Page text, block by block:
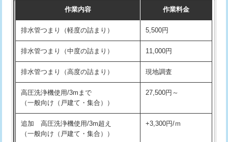
現場見積
※給水管工事は20mmまでの価格です。
持込商品取付（混合水栓） 16,500円
持込商品取付（浄水器・分岐水栓） 16,500円
給水管工事※（ホール加工) 16,500円
給水管工事※（バンド止め) 3,300円
給水管工事※（支持金具設置)
給水管工事※（保温材使用（バンド止
め込み）)
5,500円
作業内容 作業料金
排水管つまり（軽度の詰まり） 5,500円
排水管つまり（中度の詰まり） 11,000円
排水管つまり（高度の詰まり） 現地調査
高圧洗浄機使用/3mまで
（一般向け（戸建て・集合））
27,500円～
追加 高圧洗浄機使用/3m超え
（一般向け（戸建て・集合））
+3,300円/ｍ